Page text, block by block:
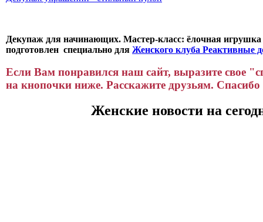
Декупаж для начинающих. Мастер-класс: ёлочная
подготовлен специально для Женского клуба Реактивные
Если Вам понравился наш сайт, выразите свое
на кнопочки ниже. Расскажите друзьям. Спасибо
Женские новости на